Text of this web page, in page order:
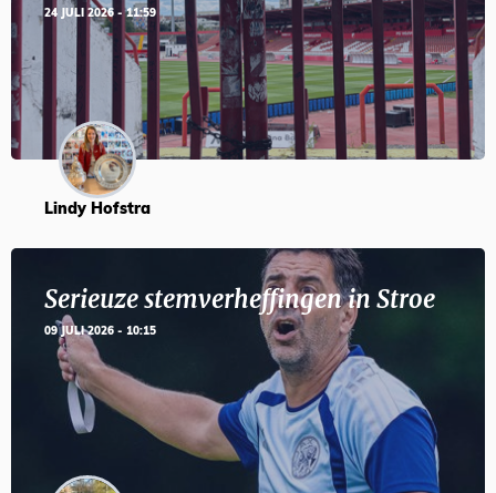
24 JULI 2026 - 11:59
Lindy Hofstra
Serieuze stemverheffingen in Stroe
09 JULI 2026 - 10:15